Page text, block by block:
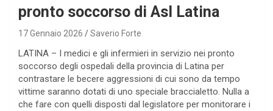
pronto soccorso di Asl Latina
17 Gennaio 2026 Saverio Forte
LATINA – I medici e gli infermieri in servizio nei pronto
soccorso degli ospedali della provincia di Latina per
contrastare le becere aggressioni di cui sono da tempo
vittime saranno dotati di uno speciale braccialetto. Nulla a
che fare con quelli disposti dal legislatore per monitorare i